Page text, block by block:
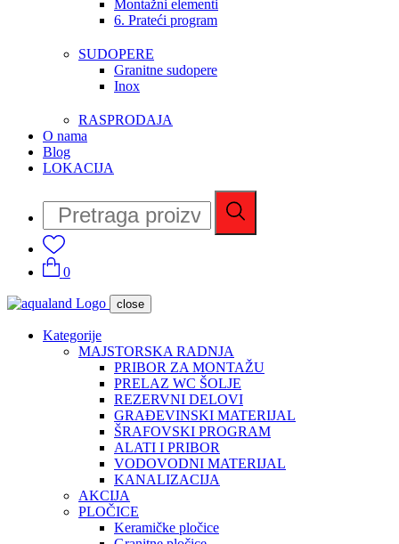
Montažni elementi
6. Prateći program
SUDOPERE
Granitne sudopere
Inox
RASPRODAJA
O nama
Blog
LOKACIJA
0
close
Kategorije
MAJSTORSKA RADNJA
PRIBOR ZA MONTAŽU
PRELAZ WC ŠOLJE
REZERVNI DELOVI
GRAĐEVINSKI MATERIJAL
ŠRAFOVSKI PROGRAM
ALATI I PRIBOR
VODOVODNI MATERIJAL
KANALIZACIJA
AKCIJA
PLOČICE
Keramičke pločice